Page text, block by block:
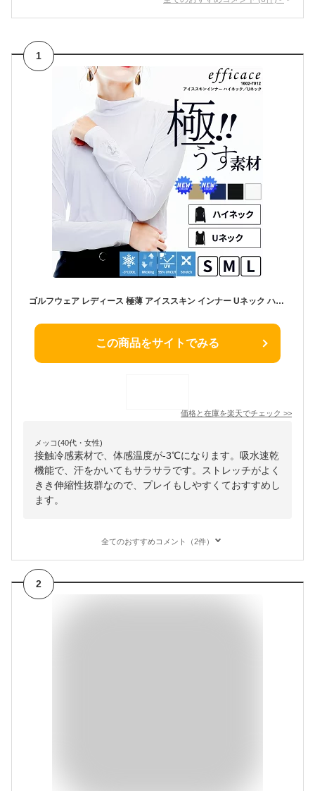
1
ゴルフウェア レディース 極薄 アイススキン インナー Uネック ハイネック [efficace] エフィカス 春夏 真夏 S-L 1602-7012 日焼け防止 紫外線カット UV 接触冷感 吸湿 冷感インナー ストレッチ アンダーウェア スポーツ UVカット ゴルフ
この商品をサイトでみる
価格と在庫を楽天でチェック >>
メッコ(40代・女性)
接触冷感素材で、体感温度が-3℃になります。吸水速乾
機能で、汗をかいてもサラサラです。ストレッチがよく
きき伸縮性抜群なので、プレイもしやすくておすすめし
ます。
全てのおすすめコメント（2件）
2